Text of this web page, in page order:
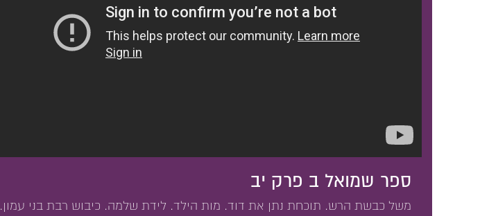
ספר שמואל ב פרק יב
משל כבשת הרש. תוכחת נתן את דוד. מות הילד. לידת שלמה. כיבוש רבת בני עמון.